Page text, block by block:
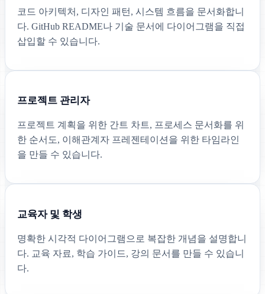
코드 아키텍처, 디자인 패턴, 시스템 흐름을 문서화합니
다. GitHub README나 기술 문서에 다이어그램을 직접
삽입할 수 있습니다.
프로젝트 관리자
프로젝트 계획을 위한 간트 차트, 프로세스 문서화를 위
한 순서도, 이해관계자 프레젠테이션을 위한 타임라인
을 만들 수 있습니다.
교육자 및 학생
명확한 시각적 다이어그램으로 복잡한 개념을 설명합니
다. 교육 자료, 학습 가이드, 강의 문서를 만들 수 있습니
다.